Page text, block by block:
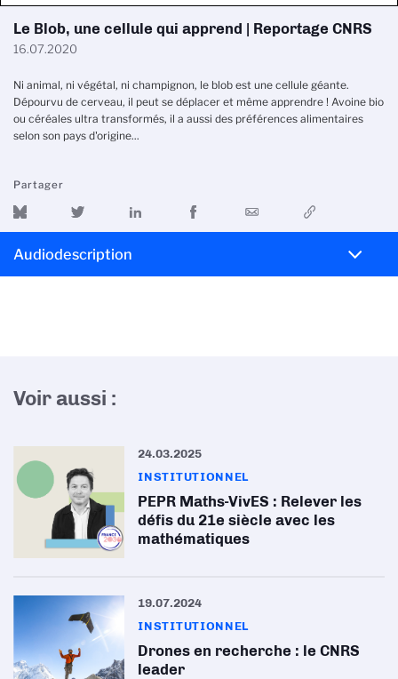
Le Blob, une cellule qui apprend | Reportage CNRS
16.07.2020
Ni animal, ni végétal, ni champignon, le blob est une cellule géante.
Dépourvu de cerveau, il peut se déplacer et même apprendre ! Avoine bio
ou céréales ultra transformés, il a aussi des préférences alimentaires
selon son pays d'origine...
Partager
Audiodescription
Voir aussi :
24.03.2025
INSTITUTIONNEL
PEPR Maths-VivES : Relever les
défis du 21e siècle avec les
mathématiques
19.07.2024
INSTITUTIONNEL
Drones en recherche : le CNRS
leader